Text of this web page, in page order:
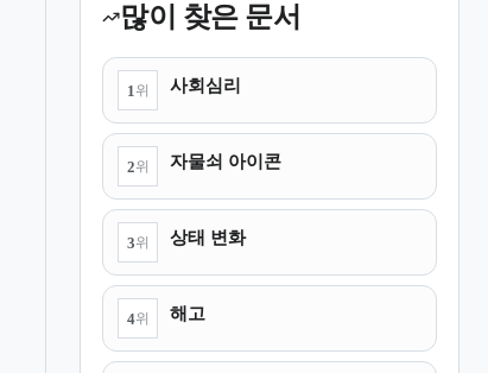
많이 찾은 문서
1 위 사회심리
2위 자물쇠 아이콘
3위 상태 변화
4위 해고